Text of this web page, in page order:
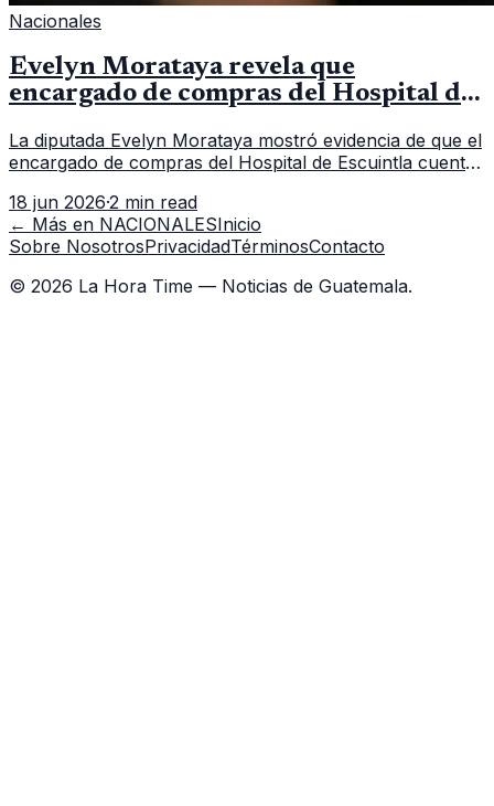
Nacionales
Evelyn Morataya revela que
encargado de compras del Hospital de
La diputada Evelyn Morataya mostró evidencia de que el
encargado de compras del Hospital de Escuintla cuenta
capacitación en la capital.
18 jun 2026·2 min read
← Más en NACIONALESInicio
Sobre NosotrosPrivacidadTérminosContacto
© 2026 La Hora Time — Noticias de Guatemala.